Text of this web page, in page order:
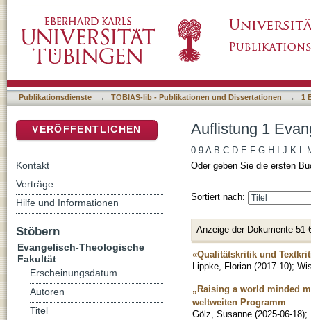
Publikationsdienste → TOBIAS-lib - Publikationen und Dissertationen → 1
Auflistung 1
0-9 A B C D E F G H J K L
Oder geben Sie die ersten
Sortiert nach:
Anzeige der Dokumente 51-
«Qualitätskritik und
Lippke, Florian (2017-10);
„Raising a world minded
weltweiten Programm
Gölz, Susanne (2025-06-18);
VERÖFFENTLICHEN
Kontakt
Verträge
Hilfe und Informationen
Stöbern
Evangelisch-Theologische
Fakultät
Erscheinungsdatum
Autoren
Titel